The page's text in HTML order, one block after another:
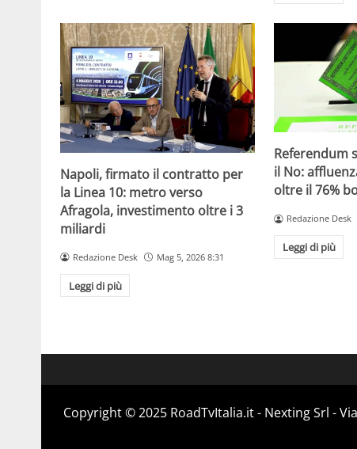
Napoli, firmato il contratto per
la Linea 10: metro verso
Afragola, investimento oltre i 3
miliardi
Redazione Desk Mag 5, 2026 8:31
Leggi di più
Referendum
il No:
oltre il 76%
Redazione Desk
Leggi di più
Copyright ©️ 2025 RoadTvItalia.it - Nexting Srl -